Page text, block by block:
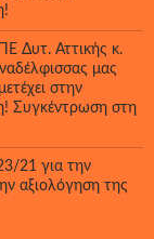
Δυτ. Αττικής κ.
μας
στην
Συγκέντρωση στη
21 για την
αξιολόγηση της